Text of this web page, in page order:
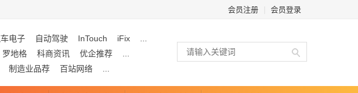
会员注册 会员登录
电子 自动驾驶 InTouch iFix
罗地格 科商资讯 优企推荐
制造业品荐 百站网络